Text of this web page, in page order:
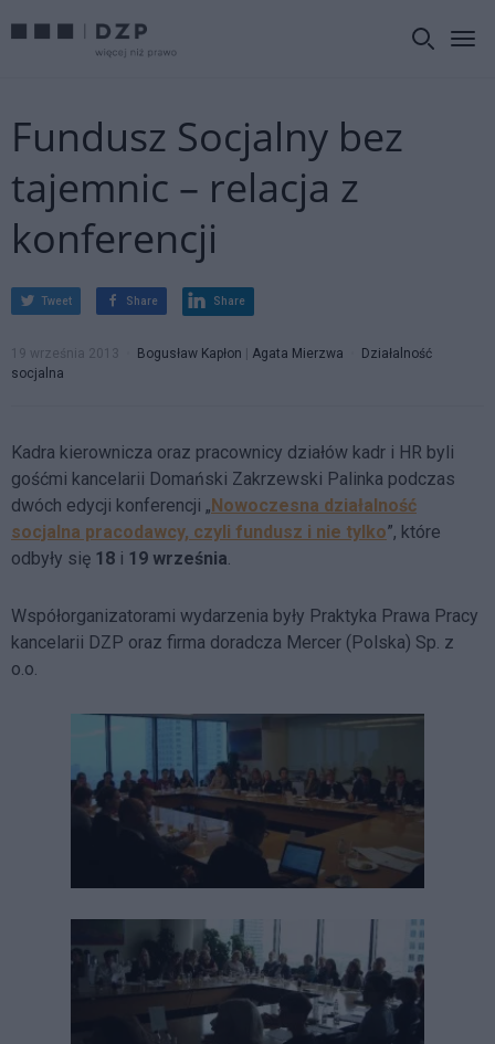
Fundusz Socjalny bez
tajemnic – relacja z
konferencji
Tweet Share Share
19 września 2013 Bogusław Kapłon | Agata Mierzwa
Działalność
socjalna
Kadra kierownicza oraz pracownicy działów kadr i HR byli
gośćmi kancelarii Domański Zakrzewski Palinka podczas
dwóch edycji konferencji „Nowoczesna działalność
socjalna pracodawcy, czyli fundusz i nie tylko”, które
odbyły się 18 i 19 września.
Współorganizatorami wydarzenia były Praktyka Prawa Pracy
kancelarii DZP oraz firma doradcza Mercer (Polska) Sp. z
o.o.